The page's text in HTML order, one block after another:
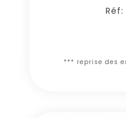
Réf:
*** reprise des